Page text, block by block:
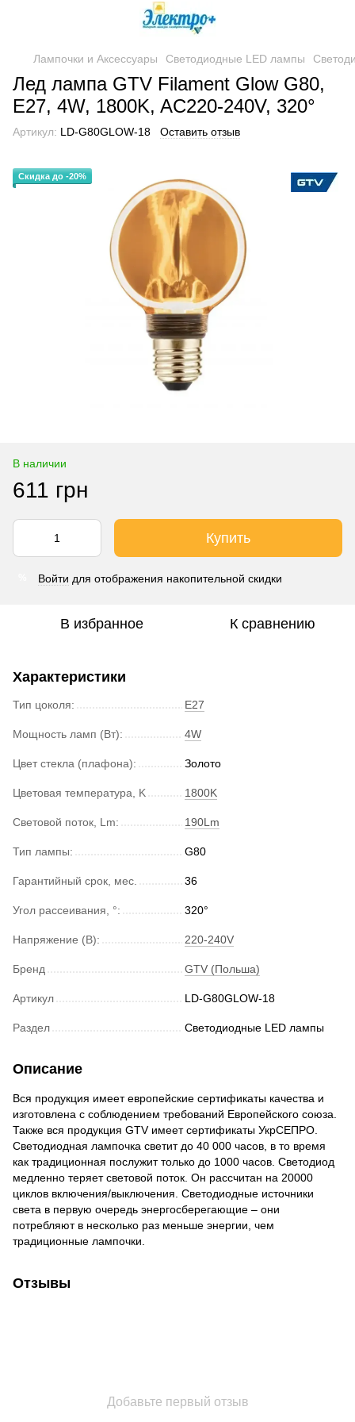
Лампочки и Аксессуары Светодиодные LED лампы
Лед лампа GTV Filament Glow G80,
E27, 4W, 1800K, AC220-240V, 320°
Артикул: LD-G80GLOW-18 Оставить отзыв
Скидка до -20%
В наличии
611 грн
Купить
Войти для отображения накопительной скидки
В избранное К сравнению
Характеристики
Тип цоколя: E27
Мощность ламп (Вт): 4W
Цвет стекла (плафона): Золото
Цветовая температура, K 1800K
Световой поток, Lm: 190Lm
Тип лампы: G80
Гарантийный срок, мес. 36
Угол рассеивания, °: 320°
Напряжение (В): 220-240V
Бренд GTV (Польша)
Артикул LD-G80GLOW-18
Раздел Светодиодные LED лампы
Описание
Вся продукция имеет европейские сертификаты качества и
изготовлена ​​с соблюдением требований Европейского союза.
Также вся продукция GTV имеет сертификаты УкрСЕПРО.
Светодиодная лампочка светит до 40 000 часов, в то время
как традиционная послужит только до 1000 часов. Светодиод
медленно теряет световой поток. Он рассчитан на 20000
циклов включения/выключения. Светодиодные источники
света в первую очередь энергосберегающие – они
потребляют в несколько раз меньше энергии, чем
традиционные лампочки.
Отзывы
Добавьте первый отзыв